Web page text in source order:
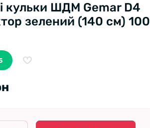
кульки ШДМ Gemar D4
зелений (140 см) 100